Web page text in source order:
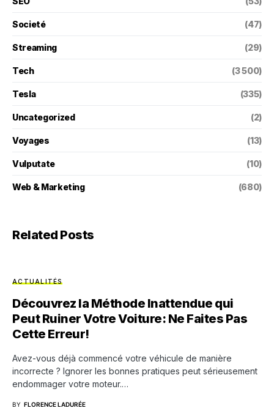
Societé (47)
Streaming (29)
Tech (3 500)
Tesla (335)
Uncategorized (2)
Voyages (13)
Vulputate (10)
Web & Marketing (680)
Related Posts
ACTUALITÉS
Découvrez la Méthode Inattendue qui
Peut Ruiner Votre Voiture: Ne Faites Pas
Cette Erreur!
Avez-vous déjà commencé votre véhicule de manière
incorrecte ? Ignorer les bonnes pratiques peut sérieusement
endommager votre moteur.…
BY FLORENCE LADURÉE